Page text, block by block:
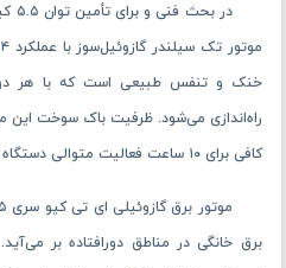
خنک و تنفس طبیعی است که با هر دو
کافی برای ۱۰ ساعت فعالیت متوالی دستگاه تحت توان نامی می‌باشد.
برق خانگی در مناطق دورافتاده بر